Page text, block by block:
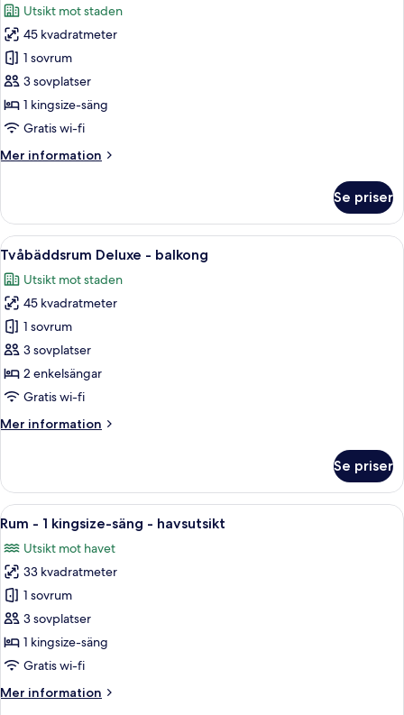
foton
för
Deluxe-
rum
-
1
säng
Utsikt mot staden
45 kvadratmeter
1 sovrum
3 sovplatser
1 kingsize-säng
Gratis wi-fi
Mer information
Mer
rum
1
säng
balkong
Se priser
Öppna
alla
foton
för
Tvåbäddsrum
Deluxe
-
balkong
Ett hotellrum med två sängar, ett
7
Tvåbäddsrum Deluxe - balkong
Utsikt mot staden
45 kvadratmeter
1 sovrum
3 sovplatser
2 enkelsängar
Gratis wi-fi
Mer information
Mer
Deluxe
balkong
Se priser
Öppna
alla
foton
för
Rum
-
1
kingsize-
-
Ett hotellrum med en stor säng, ett
8
Rum - 1 kingsize-säng - havsutsikt
Utsikt mot havet
33 kvadratmeter
1 sovrum
3 sovplatser
1 kingsize-säng
Gratis wi-fi
Mer information
Mer